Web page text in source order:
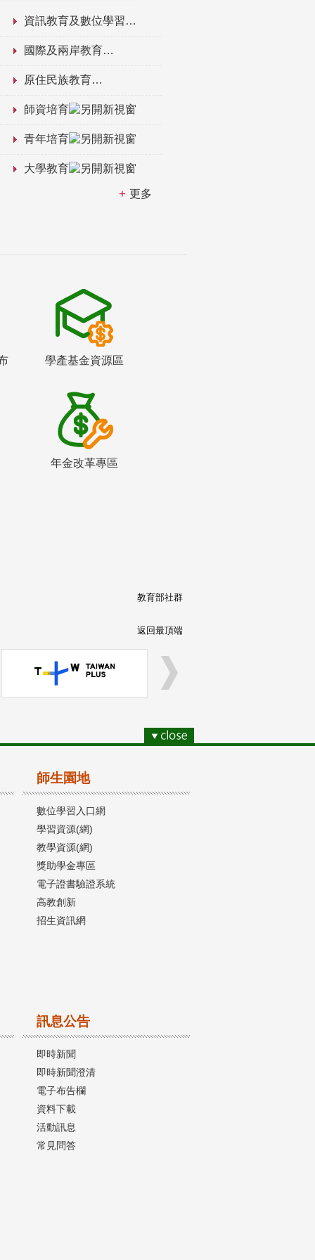
資訊教育及數位學習
國際及兩岸教育
原住民族教育
師資培育
青年培育
大學教育
更多
學產基金資源區
年金改革專區
教育部社群
返回最頂端
師生園地
數位學習入口網
學習資源(網)
教學資源(網)
獎助學金專區
電子證書驗證系統
高教創新
招生資訊網
訊息公告
即時新聞
即時新聞澄清
電子布告欄
資料下載
活動訊息
常見問答